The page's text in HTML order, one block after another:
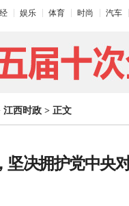
娱乐 体育 时尚 汽车
江西时政 > 正文
坚决拥护党中央